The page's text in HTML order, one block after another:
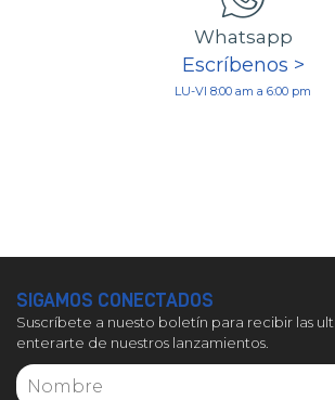
Whatsapp
Escríbenos >
LU-VI 8:00 am a 6:00 pm
SIGAMOS CONECTADOS
Suscríbete a nuesto boletín para recibir las
enterarte de nuestros lanzamientos.